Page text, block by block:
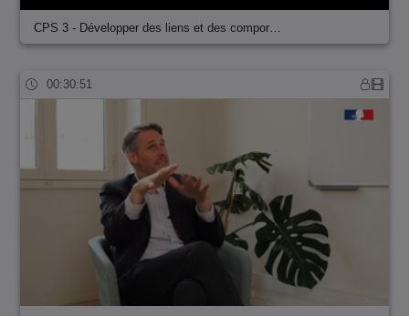
CPS 3 - Développer des liens et des compor…
00:30:51